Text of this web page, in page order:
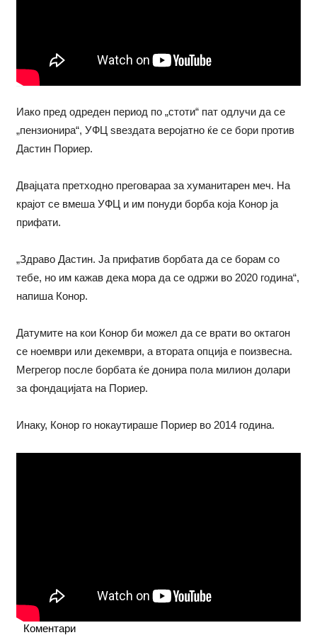
Иако пред одреден период по „стоти“ пат одлучи да се
„пензионира“, УФЦ ѕвездата веројатно ќе се бори против
Дастин Пориер.
Двајцата претходно преговараа за хуманитарен меч. На
крајот се вмеша УФЦ и им понуди борба која Конор ја
прифати.
„Здраво Дастин. Ја прифатив борбата да се борам со
тебе, но им кажав дека мора да се одржи во 2020 година“,
напиша Конор.
Датумите на кои Конор би можел да се врати во октагон
се ноември или декември, а втората опција е поизвесна.
Мегрегор после борбата ќе донира пола милион долари
за фондацијата на Пориер.
Инаку, Конор го нокаутираше Пориер во 2014 година.
Коментари